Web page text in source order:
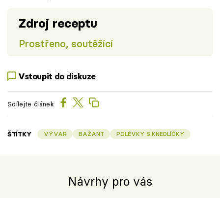
Zdroj receptu
Prostřeno, soutěžící
Vstoupit do diskuze
Sdílejte článek
ŠTÍTKY VÝVAR BAŽANT POLÉVKY S KNEDLÍČKY
Návrhy pro vás